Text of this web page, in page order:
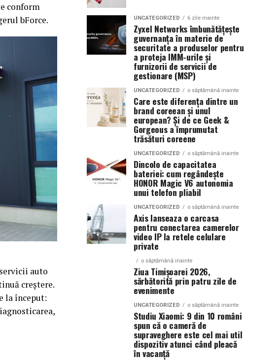
conform
bForce.
auto
creștere.
la început:
UNCATEGORIZED 6 zile inainte
Zyxel Networks îmbunătățește
guvernanța în materie de
securitate a produselor pentru
a proteja IMM-urile și
furnizorii de servicii de
gestionare (MSP)
UNCATEGORIZED o săptămână inainte
Care este diferența dintre un
brand coreean și unul
european? Și de ce Geek &
Gorgeous a împrumutat
trăsături coreene
UNCATEGORIZED o săptămână inainte
Dincolo de capacitatea
bateriei: cum regândește
HONOR Magic V6 autonomia
unui telefon pliabil
UNCATEGORIZED o săptămână inainte
Axis lanseaza o carcasa
pentru conectarea camerelor
video IP la retele celulare
private
o săptămână inainte
Ziua Timișoarei 2026,
sărbătorită prin patru zile de
evenimente
UNCATEGORIZED o săptămână inainte
Studiu Xiaomi: 9 din 10 români
spun că o cameră de
supraveghere este cel mai util
dispozitiv atunci când pleacă
în vacanță